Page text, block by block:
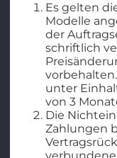
Es gelten
Modelle
der
schriftlich
unter
von 3
Die
Zahlungen